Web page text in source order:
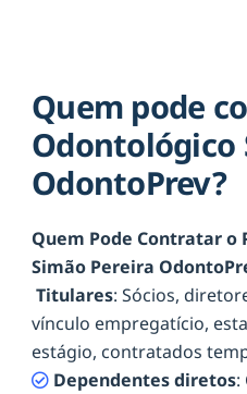
Quem pode
Odontológico
OdontoPrev?
Quem Pode Contratar o
Simão Pereira
Titulares: Sócios,
vínculo empregatício,
estágio, contratados
Dependentes diretos: